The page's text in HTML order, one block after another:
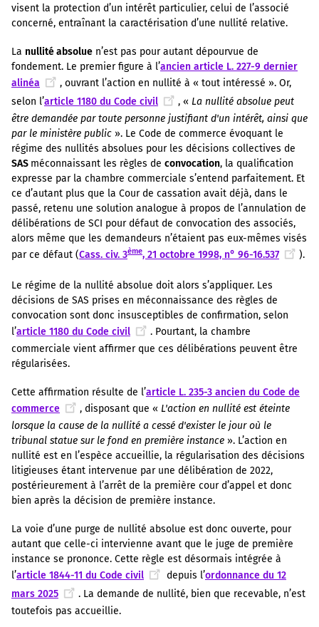
visent la protection d’un intérêt particulier, celui de l’associé
concerné, entraînant la caractérisation d’une nullité relative.
La nullité absolue n’est pas pour autant dépourvue de
fondement. Le premier figure à l’ancien article L. 227-9 dernier
alinéa
, ouvrant l’action en nullité à « tout intéressé ». Or,
selon l’article 1180 du Code civil , « La nullité absolue peut
être demandée par toute personne justifiant d'un intérêt, ainsi que
par le ministère public ». Le Code de commerce évoquant le
régime des nullités absolues pour les décisions collectives de
SAS méconnaissant les règles de convocation, la qualification
expresse par la chambre commerciale s’entend parfaitement. Et
ce d’autant plus que la Cour de cassation avait déjà, dans le
passé, retenu une solution analogue à propos de l’annulation de
délibérations de SCI pour défaut de convocation des associés,
alors même que les demandeurs n’étaient pas eux-mêmes visés
par ce défaut (Cass. civ. 3ème, 21 octobre 1998, n° 96-16.537 ).
Le régime de la nullité absolue doit alors s’appliquer. Les
décisions de SAS prises en méconnaissance des règles de
convocation sont donc insusceptibles de confirmation, selon
l’article 1180 du Code civil
. Pourtant, la chambre
commerciale vient affirmer que ces délibérations peuvent être
régularisées.
Cette affirmation résulte de l’article L. 235-3 ancien du Code de
commerce
, disposant que « L'action en nullité est éteinte
lorsque la cause de la nullité a cessé d'exister le jour où le
tribunal statue sur le fond en première instance ». L’action en
nullité est en l’espèce accueillie, la régularisation des décisions
litigieuses étant intervenue par une délibération de 2022,
postérieurement à l’arrêt de la première cour d’appel et donc
bien après la décision de première instance.
La voie d’une purge de nullité absolue est donc ouverte, pour
autant que celle-ci intervienne avant que le juge de première
instance se prononce. Cette règle est désormais intégrée à
l’article 1844-11 du Code civil depuis l’ordonnance du 12
mars 2025
. La demande de nullité, bien que recevable, n’est
toutefois pas accueillie.